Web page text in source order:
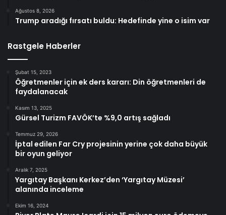
Ağustos 8, 2026
Trump aradığı fırsatı buldu: Hedefinde yine o isim var
Rastgele Haberler
Şubat 15, 2023
Öğretmenler için ek ders kararı: Din öğretmenleri de
faydalanacak
Kasım 13, 2025
Gürsel Turizm FAVÖK’te %9,0 artış sağladı
Temmuz 29, 2026
İptal edilen Far Cry projesinin yerine çok daha büyük
bir oyun geliyor
Aralık 7, 2025
Yargıtay Başkanı Kerkez’den ‘Yargıtay Müzesi’
alanında inceleme
Ekim 16, 2024